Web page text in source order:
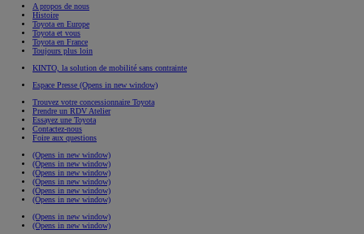
A propos de nous
Histoire
Toyota en Europe
Toyota et vous
Toyota en France
Toujours plus loin
KINTO, la solution de mobilité sans contrainte
Espace Presse (Opens in new window)
Trouvez votre concessionnaire Toyota
Prendre un RDV Atelier
Essayez une Toyota
Contactez-nous
Foire aux questions
(Opens in new window)
(Opens in new window)
(Opens in new window)
(Opens in new window)
(Opens in new window)
(Opens in new window)
(Opens in new window)
(Opens in new window)